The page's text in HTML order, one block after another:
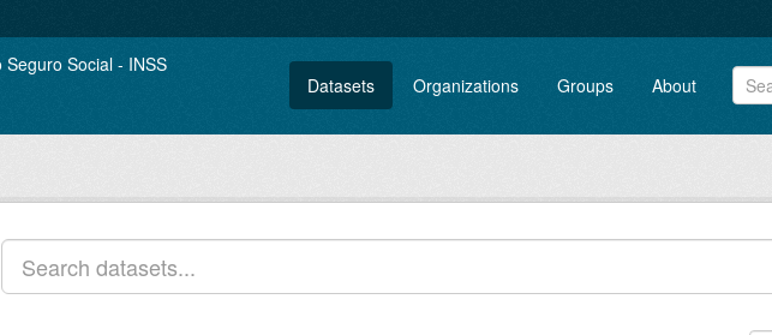
Datasets Organizations Groups About